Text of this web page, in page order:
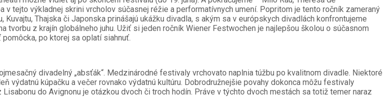
v tejto výkladnej skrini vrcholov súčasnej réžie a performatívnych umení. Popritom je tento ročník zameraný
Thajska či Japonska prinášajú ukážku divadla, s akým sa v európskych divadlách konfrontujeme
z krajín globálneho juhu. Užiť si jeden ročník Wiener Festwochen je najlepšou školou o súčasnom
po ktorej sa oplatí siahnuť.
divadelný „absťák“. Medzinárodné festivaly vrchovato naplnia túžbu po kvalitnom divadle. Niektoré
výdatnú kúpačku a večer rovnako výdatnú kultúru. Dobrodružnejšie povahy dokonca môžu festivaly
do Avignonu je otázkou dvoch či troch hodín. Práve v týchto dvoch mestách sa totiž temer naraz